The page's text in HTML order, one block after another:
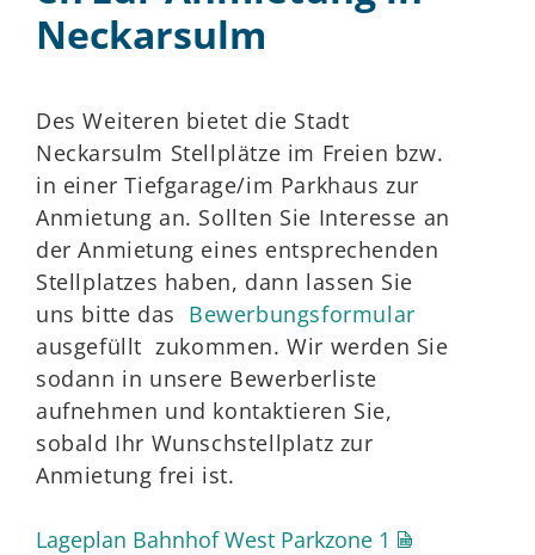
Neckarsulm
Des Weiteren bietet die Stadt
Neckarsulm Stellplätze im Freien bzw.
in einer Tiefgarage/im Parkhaus zur
Anmietung an. Sollten Sie Interesse an
der Anmietung eines entsprechenden
Stellplatzes haben, dann lassen Sie
uns bitte das Bewerbungsformular
ausgefüllt zukommen. Wir werden Sie
sodann in unsere Bewerberliste
aufnehmen und kontaktieren Sie,
sobald Ihr Wunschstellplatz zur
Anmietung frei ist.
Lageplan Bahnhof West Parkzone 1